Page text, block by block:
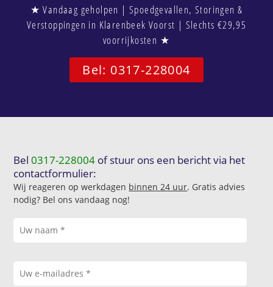
★ Vandaag geholpen | Spoedgevallen, Storingen &
Verstoppingen in Klarenbeek Voorst | Slechts €29,95
voorrijkosten ★
Bel: 0317-228004
Bel0317-228004 of stuur ons een bericht via het
contactformulier:
Wij reageren op werkdagen binnen 24 uur. Gratis advies
nodig? Bel ons vandaag nog!